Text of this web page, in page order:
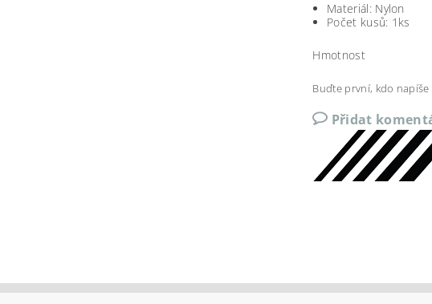
Materiál: Nylon
Počet kusů: 1ks
Hmotnost
Buďte první, kdo
Přidat